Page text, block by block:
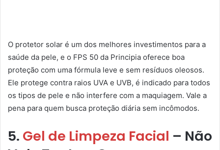
O protetor solar é um dos melhores investimentos para a
saúde da pele, e o FPS 50 da Principia oferece boa
proteção com uma fórmula leve e sem resíduos oleosos.
Ele protege contra raios UVA e UVB, é indicado para todos
os tipos de pele e não interfere com a maquiagem. Vale a
pena para quem busca proteção diária sem incômodos.
5. Gel de Limpeza Facial – Não